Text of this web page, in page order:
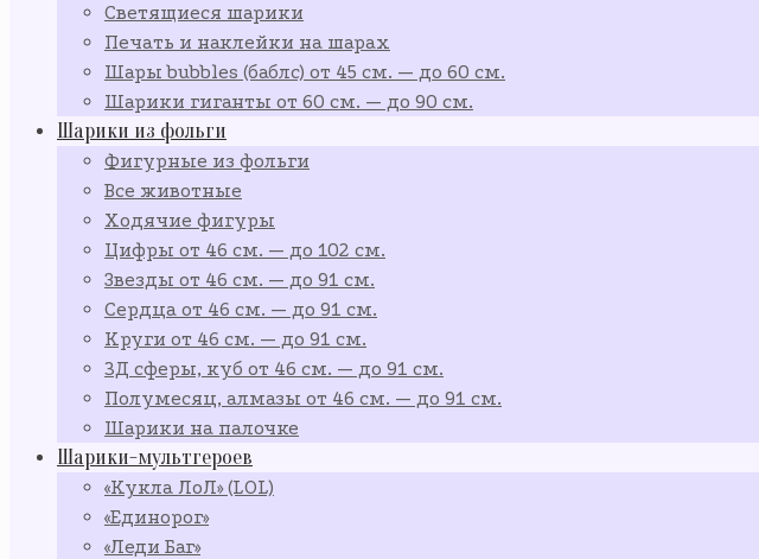
Светящиеся шарики
Печать и наклейки на шарах
Шары bubbles (баблс) от 45 см. — до 60 см.
Шарики гиганты от 60 см. — до 90 см.
Шарики из фольги
Фигурные из фольги
Все животные
Ходячие фигуры
Цифры от 46 см. — до 102 см.
Звезды от 46 см. — до 91 см.
Сердца от 46 см. — до 91 см.
Круги от 46 см. — до 91 см.
3Д сферы, куб от 46 см. — до 91 см.
Полумесяц, алмазы от 46 см. — до 91 см.
Шарики на палочке
Шарики-мультгероев
«Кукла ЛоЛ» (LOL)
«Единорог»
«Леди Баг»